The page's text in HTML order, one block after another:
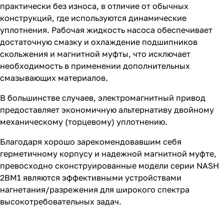
практически без износа, в отличие от обычных
конструкций, где используются динамические
уплотнения. Рабочая жидкость насоса обеспечивает
достаточную смазку и охлаждение подшипников
скольжения и магнитной муфты, что исключает
необходимость в применении дополнительных
смазывающих материалов.
В большинстве случаев, электромагнитный привод
предоставляет экономичную альтернативу двойному
механическому (торцевому) уплотнению.
Благодаря хорошо зарекомендовавшим себя
герметичному корпусу и надежной магнитной муфте,
превосходно сконструированные модели серии NASH
2BM1 являются эффективными устройствами
нагнетания/разрежения для широкого спектра
высокотребовательных задач.